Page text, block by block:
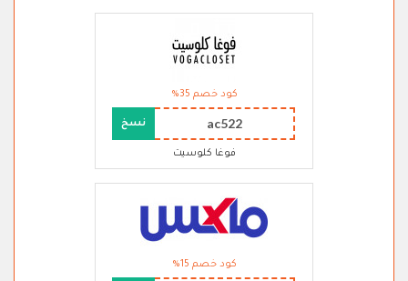
كود خصم 35%
ac522 نسخ
فوغا كلوسيت
كود خصم 15%